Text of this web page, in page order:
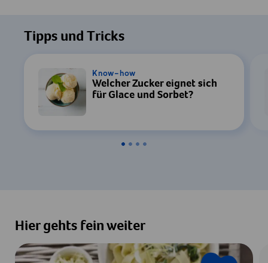
Tipps und Tricks
Know-how
Welcher Zucker eignet sich
für Glace und Sorbet?
Hier gehts fein weiter